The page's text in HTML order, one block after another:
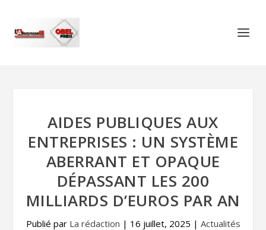
AIDES PUBLIQUES AUX
ENTREPRISES : UN SYSTÈME
ABERRANT ET OPAQUE
DÉPASSANT LES 200
MILLIARDS D’EUROS PAR AN
Publié par La rédaction | 16 juillet, 2025 | Actualités